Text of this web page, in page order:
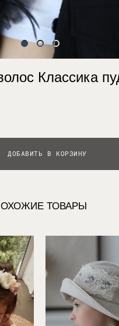
Классика
ДОБАВИТЬ В КОРЗИНУ
ТОВАРЫ